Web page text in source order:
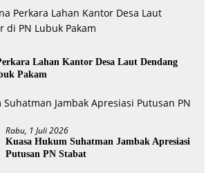
Lahan Kantor Desa Laut Dendang
Pakam
Rabu, 1 Juli 2026
Kuasa Hukum Suhatman Jambak Apresiasi
Putusan PN Stabat